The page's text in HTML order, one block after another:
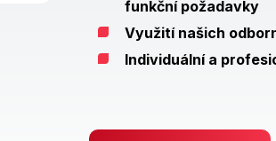
funkční požadavky
Využití našich
Individuální a